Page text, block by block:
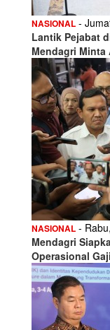
NASIONAL -
Lantik Pejabat
Mendagri Minta
NASIONAL -
Mendagri
Operasional